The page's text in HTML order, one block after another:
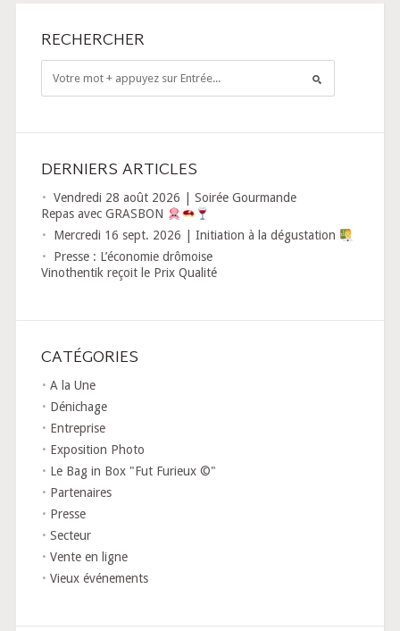
RECHERCHER
DERNIERS ARTICLES
Vendredi 28 août 2026 | Soirée Gourmande
Repas avec GRASBON
Mercredi 16 sept. 2026 | Initiation à la dégustation
Presse : L’économie drômoise
Vinothentik reçoit le Prix Qualité
CATÉGORIES
A la Une
Dénichage
Entreprise
Exposition Photo
Le Bag in Box "Fut Furieux ©"
Partenaires
Presse
Secteur
Vente en ligne
Vieux événements